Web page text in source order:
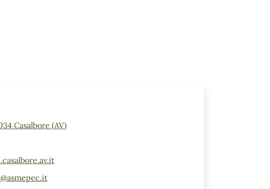
Casalbore (AV)